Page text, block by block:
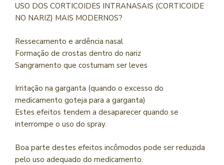
USO DOS CORTICOIDES INTRANASAIS (CORTICOIDE
NO NARIZ) MAIS MODERNOS?
Ressecamento e ardência nasal
Formação de crostas dentro do nariz
Sangramento que costumam ser leves
Irritação na garganta (quando o excesso do
medicamento goteja para a garganta)
Estes efeitos tendem a desaparecer quando se
interrompe o uso do spray.
Boa parte destes efeitos incômodos pode ser reduzida
pelo uso adequado do medicamento.